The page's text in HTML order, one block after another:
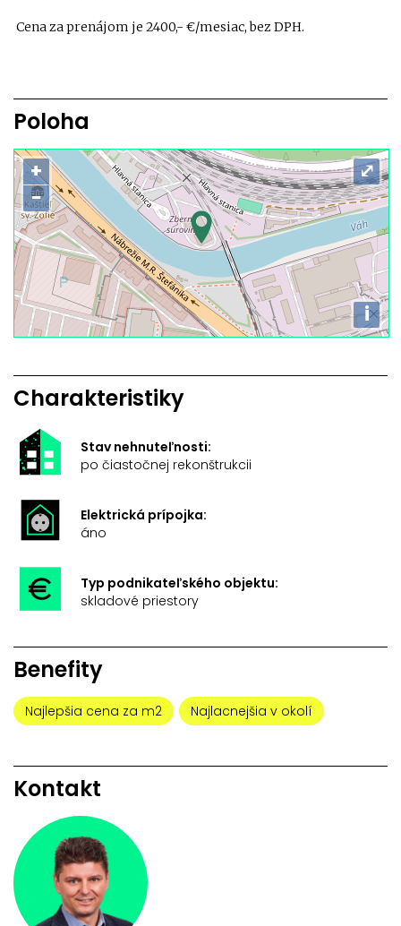
Cena za prenájom je 2400,- €/mesiac, bez DPH.
Poloha
+
−
i
⤢
Charakteristiky
Stav nehnuteľnosti:
po čiastočnej rekonštrukcii
Elektrická prípojka:
áno
Typ podnikateľského objektu:
skladové priestory
Benefity
Najlepšia cena za m2 Najlacnejšia v okolí
Kontakt